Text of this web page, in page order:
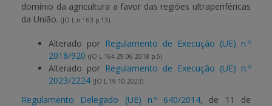
domínio da agricultura a favor das regiões ultraperiféricas
da União. (JO L n.º 63 p.13)
Alterado por Regulamento de Execução (UE) n.º
2018/920 (JO L 164 29.06.2018 p.5)
Alterado por Regulamento de Execução (UE) n.º
2023/2224 (JO L 19.10.2023)
Regulamento Delegado (UE) n.º 640/2014, de 11 de